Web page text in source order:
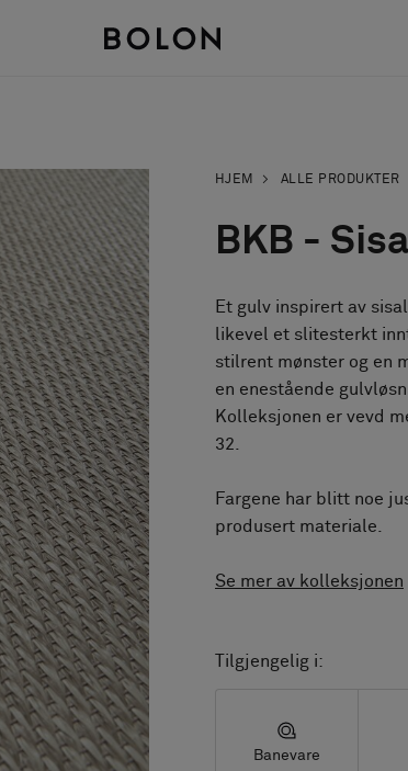
HJEM ALLE PRODUKTER
BKB -
Et gulv inspirert av
likevel et slitesterkt
stilrent mønster og en
en enestående
Kolleksjonen er vevd
32.
Fargene har blitt noe
produsert materiale.
Se mer av kolleksjonen
Tilgjengelig i:
Banevare